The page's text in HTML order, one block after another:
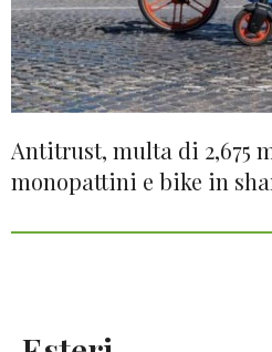
Antitrust, multa di 2,675
monopattini e bike in